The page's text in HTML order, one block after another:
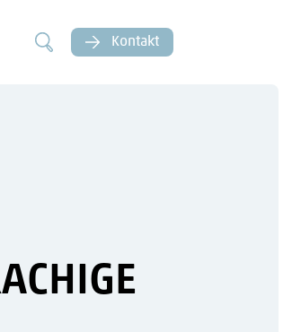
Kontakt